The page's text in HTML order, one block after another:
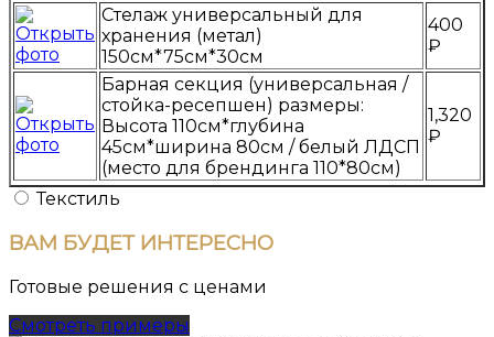
Стелаж универсальный для
хранения (метал)
150см*75см*30см
400
₽
Барная секция (универсальная /
стойка-ресепшен) размеры:
Высота 110см*глубина
45см*ширина 80см / белый ЛДСП
(место для брендинга 110*80см)
1,320
₽
Текстиль
ВАМ БУДЕТ ИНТЕРЕСНО
Готовые решения с ценами
Смотреть примеры